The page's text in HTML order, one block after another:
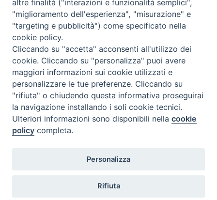
Inblu 2000
Avvenire
Sir
Scarp de’ Tenis
Newsletter
ISCRIVITI ALLA NEWSLETTER
altre finalità ("interazioni e funzionalità semplici",
"miglioramento dell'esperienza", "misurazione" e
"targeting e pubblicità") come specificato nella
cookie policy.
Cliccando su "accetta" acconsenti all'utilizzo dei
cookie. Cliccando su "personalizza" puoi avere
maggiori informazioni sui cookie utilizzati e
personalizzare le tue preferenze. Cliccando su
"rifiuta" o chiudendo questa informativa proseguirai
la navigazione installando i soli cookie tecnici.
Ulteriori informazioni sono disponibili nellacookie
policy completa.
Personalizza
Rifiuta